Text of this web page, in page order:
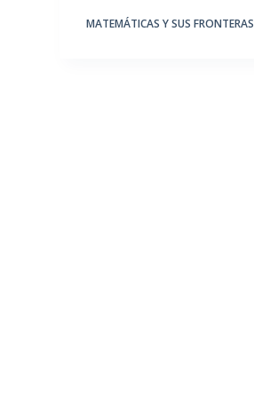
MATEMÁTICAS Y SUS FRONTERAS